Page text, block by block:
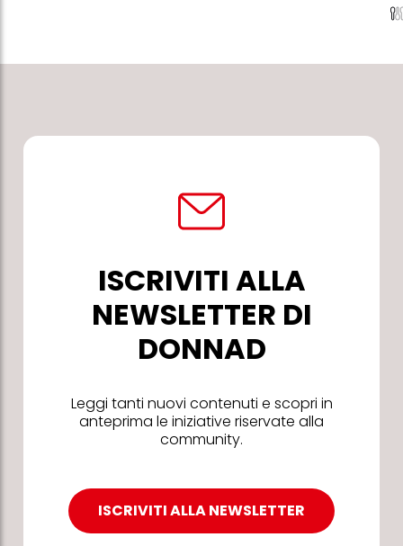
ISCRIVITI ALLA
NEWSLETTER DI
DONNAD
Leggi tanti nuovi contenuti e scopri in
anteprima le iniziative riservate alla
community.
ISCRIVITI ALLA NEWSLETTER